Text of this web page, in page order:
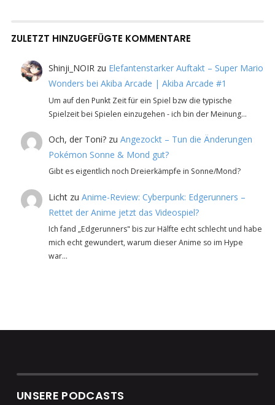
ZULETZT HINZUGEFÜGTE KOMMENTARE
Shinji_NOIR zu Elefantenstarker Auftakt – Super Mario
Wonders bei Akiba Arcade | Akiba Arcade #1
Um auf den Punkt Zeit für ein Spiel bzw die typische
Spielzeit bei Spielen einzugehen - ich bin der Meinung…
Och, der Toni? zuAngezockt – Tun die Änderungen
Pokémon Sonne & Mond gut?
Gibt es eigentlich noch Dreierkämpfe in Sonne/Mond?
Licht zuAnime-Review: Cyberpunk: Edgerunners –
Rettet der Anime jetzt das Videospiel?
Ich fand „Edgerunners" bis zur Hälfte echt schlecht und habe
mich echt gewundert, warum dieser Anime so im Hype
war…
UNSERE PODCASTS